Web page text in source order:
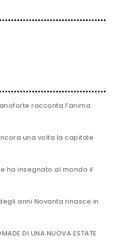
racconta l’anima
una volta la capitale
ha insegnato al mondo il
anni Novanta rinasce in
DI UNA NUOVA ESTATE